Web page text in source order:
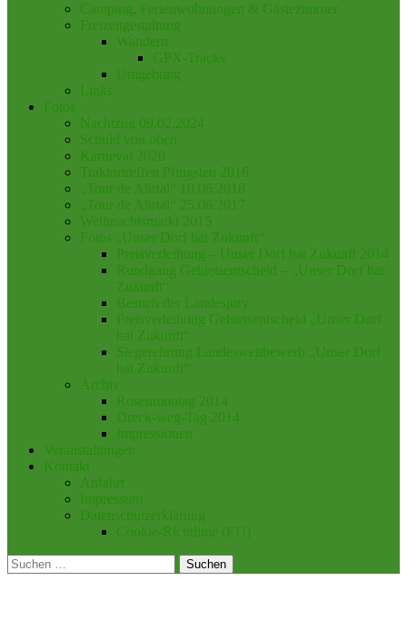
Camping, Ferienwohnungen & Gästezimmer
Freizeitgestaltung
Wandern
GPX-Tracks
Umgebung
Links
Fotos
Nachtzug 09.02.2024
Schuld von oben
Karneval 2020
Traktortreffen Pfingsten 2016
„Tour de Ahrtal“ 10.06.2018
„Tour de Ahrtal“ 25.06.2017
Weihnachtsmarkt 2015
Fotos „Unser Dorf hat Zukunft“
Preisverleihung – Unser Dorf hat Zukunft 2014
Rundgang Gebietsentscheid – „Unser Dorf hat
Zukunft“
Besuch der Landesjury
Preisverleihung Gebietsentscheid „Unser Dorf
hat Zukunft“
Siegerehrung Landeswettbewerb „Unser Dorf
hat Zukunft“
Archiv
Rosenmontag 2014
Dreck-weg-Tag 2014
Impressionen
Veranstaltungen
Kontakt
Anfahrt
Impressum
Datenschutzerklärung
Cookie-Richtlinie (EU)
Suchen
nach: